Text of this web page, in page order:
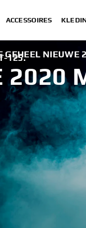
ACCESSOIRES
125.
GEHEEL NIEUWE
2020